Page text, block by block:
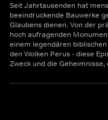
Seit Jahrtausenden hat
beeindruckende Bauwerke
Glaubens dienen. Von der
hoch aufragenden
einem legendären
den Wolken Perus - diese
Zweck und die